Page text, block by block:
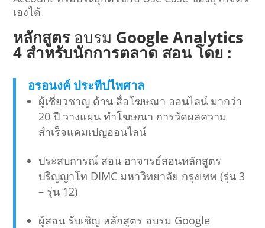
เองได้
หลักสูตรอบรม Google Analytics
4 สำหรับนักการตลาด สอน โดย :
อรอนงค์ ประทีปไพศาล
ผู้เชี่ยวชาญ ด้าน สื่อโฆษณา ออนไลน์ มากว่า
20 ปี วางแผน ทำโฆษณา การวัดผลความ
สำเร็จแคมเปญออนไลน์
ประสบการณ์ สอน อาจารย์สอนหลักสูตร
ปริญญาโท DIMC มหาวิทยาลัย กรุงเทพ (รุ่น 3
– รุ่น 12)
ผู้สอน รับเชิญ หลักสูตร อบรม Google